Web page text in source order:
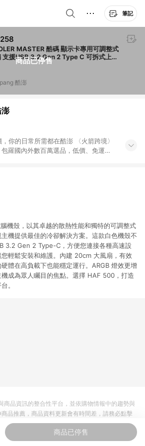
筆記
商品已停售
MASTER 酷碼 顯示卡專用可調整式
支援USB 3.2 Gen 2 Type C 可拆式上蓋
酷澎
你的日常所需都在酷澎 〈火箭跨境〉
包羅國內外數百萬選品，低價、免運，
，火箭速配、火箭跨境優質選品不限金
機殼，以其卓越的散熱性能和獨特的可調整式
機提供最佳的冷卻解決方案。這款白色機殼不
3.2 Gen 2 Type-C，方便您連接各種高速設
輕鬆安裝和維護。內建 20cm 大風扇，有效
體在高負載下也能穩定運行。ARGB 燈效更增
成為眾人矚目的焦點。選擇 HAF 500，打造
。
商品已停售
商品資訊的整合性平台，並依購物情報中的趨勢與
品推薦，商品資料更新會有時間差，請務必點擊
認現售價與購物條件，一切資訊以合作廠商網頁為